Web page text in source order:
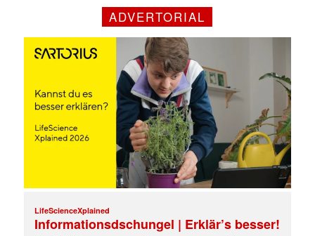
ADVERTORIAL
LifeScienceXplained
Informationsdschungel | Erklär’s besser!